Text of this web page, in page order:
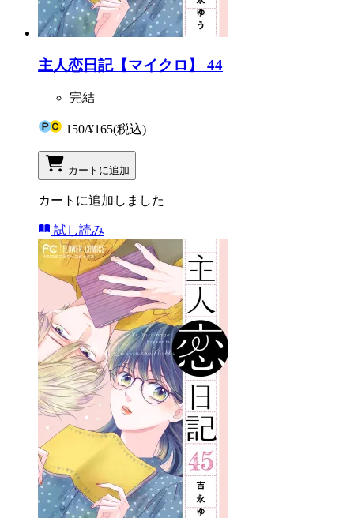
主人恋日記【マイクロ】 44
完結
150/¥165(税込)
カートに追加
カートに追加しました
試し読み